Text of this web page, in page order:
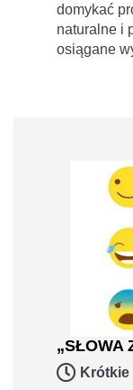
domykać
naturalne i
osiągane
„SŁOWA